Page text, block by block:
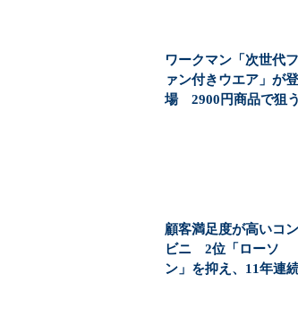
ワークマン「次世代フ
ァン付きウエア」が登
場 2900円商品で狙う
顧客満足度が高いコン
ビニ 2位「ローソ
ン」を抑え、11年連